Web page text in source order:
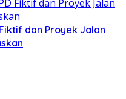
Fiktif dan Proyek Jalan